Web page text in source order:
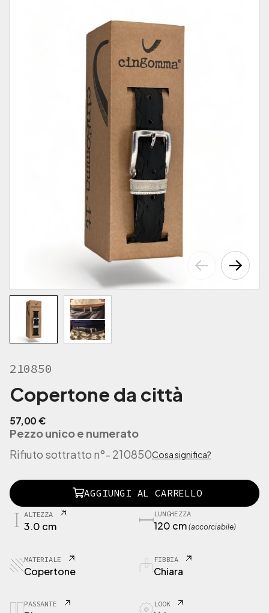
210850
Copertone da città
57,00€
Pezzo unico e numerato
Rifiuto sottratto n°- 210850Cosa significa?
2
1
0
C
o
r
AGGIUNGI AL CARRELLO
ALTEZZA
3.0 cm
LUNGHEZZA
120 cm (accorciabile)
MATERIALE
Copertone
FIBBIA
Chiara
PASSANTE LOOK